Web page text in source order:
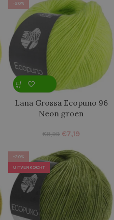
-20%
Lana Grossa Ecopuno 96
Neon groen
€8,99 €7,19
-20%
UITVERKOCHT